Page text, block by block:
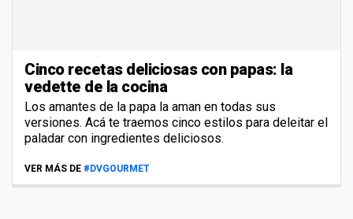
Cinco recetas deliciosas con papas: la
vedette de la cocina
Los amantes de la papa la aman en todas sus
versiones. Acá te traemos cinco estilos para deleitar el
paladar con ingredientes deliciosos.
VER MÁS DE #DVGOURMET